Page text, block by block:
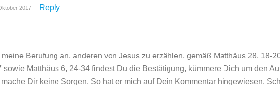
2017 Reply
Berufung an, anderen von Jesus zu erzählen, gemäß Matthäus 28, 18-
sowie Matthäus 6, 24-34 findest Du die Bestätigung, kümmere Dich um den
Dir keine Sorgen. So hat er mich auf Dein Kommentar hingewiesen.